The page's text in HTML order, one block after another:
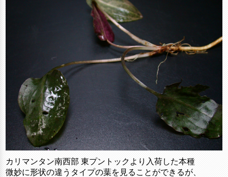
カリマンタン南西部 東プントックより入荷した本種
微妙に形状の違うタイプの葉を見ることができるが、